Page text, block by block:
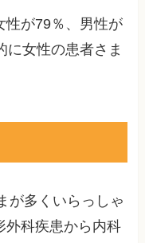
性が79％、男性が
に女性の患者さま
が多くいらっしゃ
外科疾患から内科